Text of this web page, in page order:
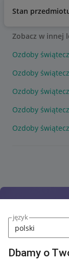
język
Dbamy o
Stan
Zobacz w innej
Ozdoby
Ozdoby
Ozdoby
Ozdoby
Ozdoby